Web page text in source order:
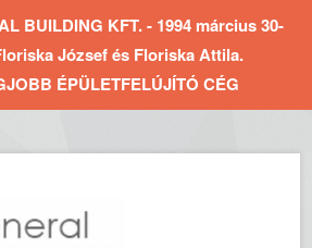
BUILDING KFT. - 1994 március 30-
József és Floriska Attila.
ÉPÜLETFELÚJÍTÓ CÉG